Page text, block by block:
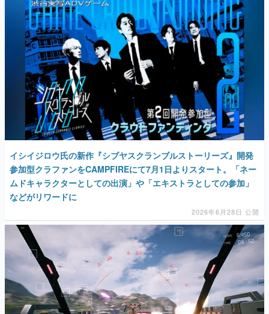
イシイジロウ氏の新作『シブヤスクランブルストーリーズ』開発
参加型クラファンをCAMPFIREにて7月1日よりスタート。「ネー
ムドキャラクターとしての出演」や「エキストラとしての参加」
などがリワードに
2026年6月28日 公開